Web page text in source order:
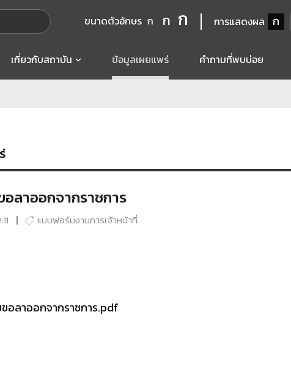
ขนาดตัวอักษร ก ก ก การแสดงผล ก
เกี่ยวกับสถาบัน ข้อมูลเผยแพร่ คำถามที่พบบ่อย
ลาออกจากราชการ
แบบฟอร์มงานการเจ้าหน้าที่
อลาออกจากราชการ.pdf